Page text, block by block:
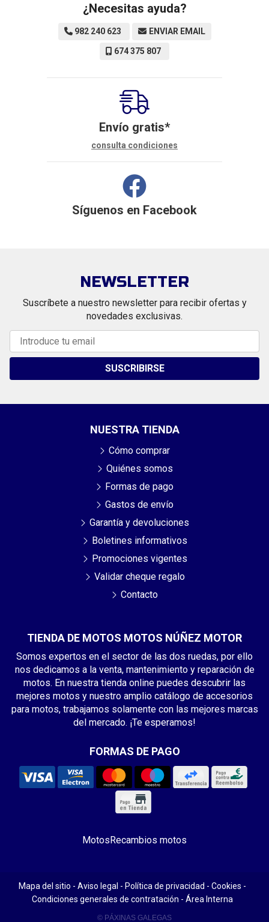
¿Necesitas ayuda?
982 240 623 ENVIAR EMAIL
674 375 807
Envío gratis*
consulta condiciones
Síguenos en Facebook
NEWSLETTER
Suscríbete a nuestro newsletter para recibir ofertas y
novedades exclusivas.
SUSCRIBIRSE
TIENDA DE MOTOS MOTOS NÚÑEZ MOTOR
Somos expertos en el sector de las dos ruedas, por ello
nos dedicamos a la venta, mantenimiento y reparación de
motos. En nuestra tienda online puedes descubrir las
mejores motos y nuestro amplio catálogo de accesorios
para motos, trabajamos solamente con las mejores marcas
del mercado. ¡Te esperamos!
FORMAS DE PAGO
NUESTRA TIENDA
Cómo comprar
Quiénes somos
Formas de pago
Gastos de envío
Garantía y devoluciones
Boletines informativos
Promociones vigentes
Validar cheque regalo
Contacto
MotosRecambios motos
Mapa del sitio - Aviso legal - Política de privacidad - Cookies -
Condiciones generales de contratación - Área Interna
© PÁXINAS GALEGAS